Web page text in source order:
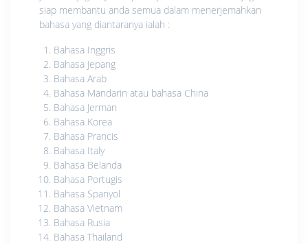
siap membantu anda semua dalam menerjemahkan
bahasa yang diantaranya ialah :
Bahasa Inggris
Bahasa Jepang
Bahasa Arab
Bahasa Mandarin atau bahasa China
Bahasa Jerman
Bahasa Korea
Bahasa Prancis
Bahasa Italy
Bahasa Belanda
Bahasa Portugis
Bahasa Spanyol
Bahasa Vietnam
Bahasa Rusia
Bahasa Thailand